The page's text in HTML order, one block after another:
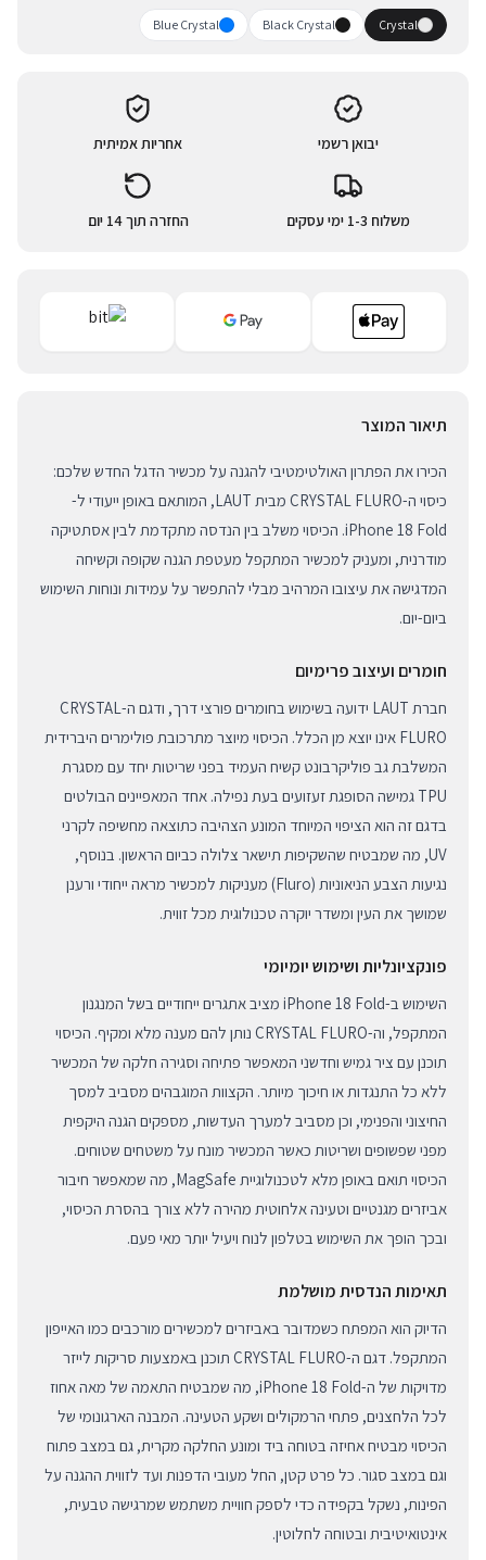
Crystal
Black Crystal
Blue Crystal
יבואן רשמי אחריות אמיתית
משלוח 1-3 ימי עסקים החזרה תוך 14 יום
תיאור המוצר
הכירו את הפתרון האולטימטיבי להגנה על מכשיר הדגל החדש שלכם:
כיסוי ה-CRYSTAL FLURO מבית LAUT, המותאם באופן ייעודי ל-
iPhone 18 Fold. הכיסוי משלב בין הנדסה מתקדמת לבין אסתטיקה
מודרנית, ומעניק למכשיר המתקפל מעטפת הגנה שקופה וקשיחה
המדגישה את עיצובו המרהיב מבלי להתפשר על עמידות ונוחות השימוש
ביום-יום.
חומרים ועיצוב פרימיום
חברת LAUT ידועה בשימוש בחומרים פורצי דרך, ודגם ה-CRYSTAL
FLURO אינו יוצא מן הכלל. הכיסוי מיוצר מתרכובת פולימרים היברידית
המשלבת גב פוליקרבונט קשיח העמיד בפני שריטות יחד עם מסגרת
TPU גמישה הסופגת זעזועים בעת נפילה. אחד המאפיינים הבולטים
בדגם זה הוא הציפוי המיוחד המונע הצהיבה כתוצאה מחשיפה לקרני
UV, מה שמבטיח שהשקיפות תישאר צלולה כביום הראשון. בנוסף,
נגיעות הצבע הניאוניות (Fluro) מעניקות למכשיר מראה ייחודי ורענן
שמושך את העין ומשדר יוקרה טכנולוגית מכל זווית.
פונקציונליות ושימוש יומיומי
השימוש ב-iPhone 18 Fold מציב אתגרים ייחודיים בשל המנגנון
המתקפל, וה-CRYSTAL FLURO נותן להם מענה מלא ומקיף. הכיסוי
תוכנן עם ציר גמיש וחדשני המאפשר פתיחה וסגירה חלקה של המכשיר
ללא כל התנגדות או חיכוך מיותר. הקצוות המוגבהים מסביב למסך
החיצוני והפנימי, וכן מסביב למערך העדשות, מספקים הגנה היקפית
מפני שפשופים ושריטות כאשר המכשיר מונח על משטחים שטוחים.
הכיסוי תואם באופן מלא לטכנולוגיית MagSafe, מה שמאפשר חיבור
אביזרים מגנטיים וטעינה אלחוטית מהירה ללא צורך בהסרת הכיסוי,
ובכך הופך את השימוש בטלפון לנוח ויעיל יותר מאי פעם.
תאימות הנדסית מושלמת
הדיוק הוא המפתח כשמדובר באביזרים למכשירים מורכבים כמו האייפון
המתקפל. דגם ה-CRYSTAL FLURO תוכנן באמצעות סריקות לייזר
מדויקות של ה-iPhone 18 Fold, מה שמבטיח התאמה של מאה אחוז
לכל הלחצנים, פתחי הרמקולים ושקע הטעינה. המבנה הארגונומי של
הכיסוי מבטיח אחיזה בטוחה ביד ומונע החלקה מקרית, גם במצב פתוח
וגם במצב סגור. כל פרט קטן, החל מעובי הדפנות ועד לזווית ההגנה על
הפינות, נשקל בקפידה כדי לספק חוויית משתמש שמרגישה טבעית,
אינטואיטיבית ובטוחה לחלוטין.